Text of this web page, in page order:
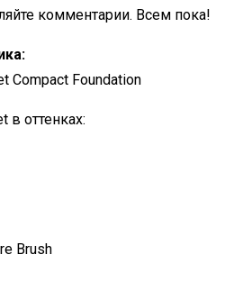
комментарии. Всем пока!
Compact Foundation
в оттенках:
Brush